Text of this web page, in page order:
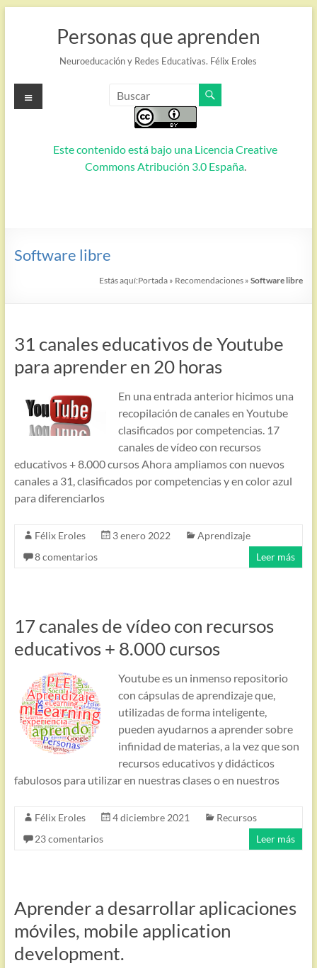
Personas que aprenden
Neuroeducación y Redes Educativas. Félix Eroles
Este contenido está bajo una Licencia Creative
Commons Atribución 3.0 España.
Menú
Software libre
Estás aquí:Portada » Recomendaciones »Software libre
31 canales educativos de Youtube
para aprender en 20 horas
En una entrada anterior hicimos una
recopilación de canales en Youtube
clasificados por competencias. 17
canales de vídeo con recursos
educativos + 8.000 cursos Ahora ampliamos con nuevos
canales a 31, clasificados por competencias y en color azul
para diferenciarlos
Félix Eroles 3 enero 2022
Aprendizaje
8 comentarios
Leer más
17 canales de vídeo con recursos
educativos + 8.000 cursos
Youtube es un inmenso repositorio
con cápsulas de aprendizaje que,
utilizadas de forma inteligente,
pueden ayudarnos a aprender sobre
infinidad de materias, a la vez que son
recursos educativos y didácticos
fabulosos para utilizar en nuestras clases o en nuestros
Félix Eroles 4 diciembre 2021
Recursos
23 comentarios
Leer más
Aprender a desarrollar aplicaciones
móviles, mobile application
development.